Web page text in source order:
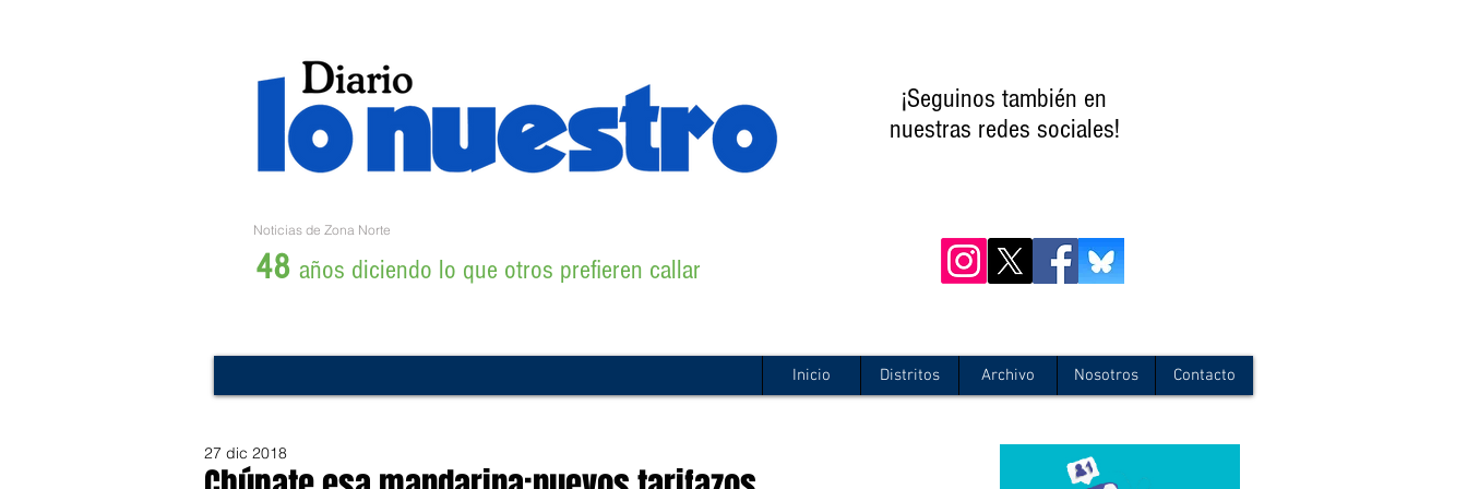
¡Seguinos también en
nuestras redes sociales!
Noticias de Zona Norte
48 años diciendo lo que otros prefieren callar
Inicio Distritos Archivo Nosotros Contacto
27 dic 2018